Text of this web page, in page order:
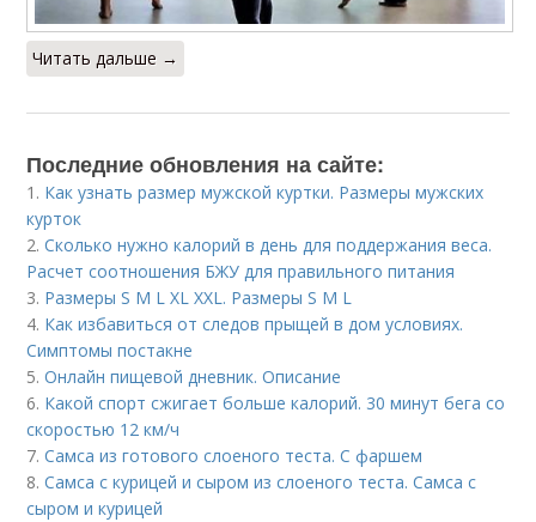
Читать дальше →
Последние обновления на сайте:
1. Как узнать размер мужской куртки. Размеры мужских
курток
2.Сколько нужно калорий в день для поддержания веса.
Расчет соотношения БЖУ для правильного питания
3. Размеры S M L XL XXL. Размеры S M L
4. Как избавиться от следов прыщей в дом условиях.
Симптомы постакне
5.Онлайн пищевой дневник. Описание
6. Какой спорт сжигает больше калорий. 30 минут бега со
скоростью 12 км/ч
7.Самса из готового слоеного теста. С фаршем
8.Самса с курицей и сыром из слоеного теста. Самса с
сыром и курицей